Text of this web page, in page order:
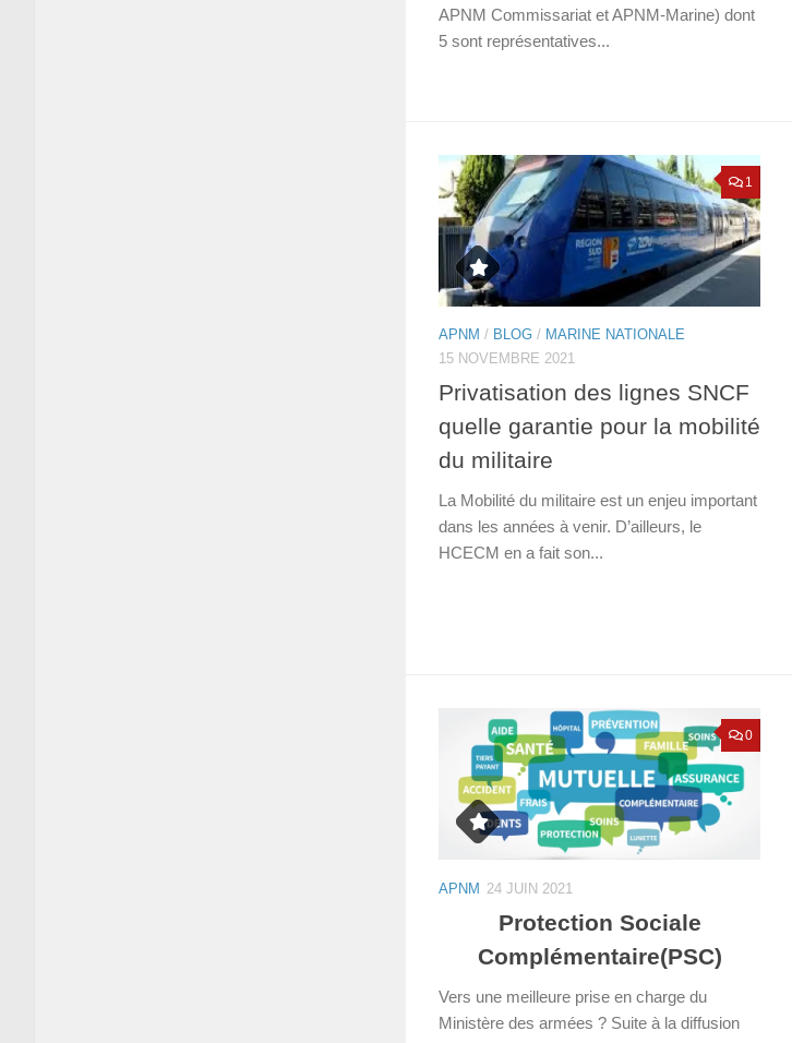
APNM Commissariat et APNM-Marine) dont
5 sont représentatives...
1
APNM / BLOG / MARINE NATIONALE
15 NOVEMBRE 2021
Privatisation des lignes SNCF
quelle garantie pour la mobilité
du militaire
La Mobilité du militaire est un enjeu important
dans les années à venir. D’ailleurs, le
HCECM en a fait son...
0
APNM 24 JUIN 2021
Protection Sociale
Complémentaire(PSC)
Vers une meilleure prise en charge du
Ministère des armées ? Suite à la diffusion